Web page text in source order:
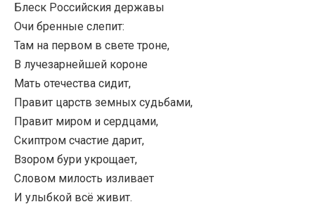
Блеск Российския державы
Очи бренные слепит:
Там на первом в свете троне,
В лучезарнейшей короне
Мать отечества сидит,
Правит царств земных судьбами,
Правит миром и сердцами,
Скиптром счастие дарит,
Взором бури укрощает,
Словом милость изливает
И улыбкой всё живит.